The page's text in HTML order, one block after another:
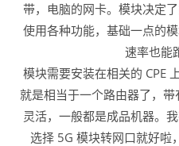
带，电脑的网卡。模块决定
使用各种功能，基础一点的
速率也能
模块需要安装在相关的 CPE
就是相当于一个路由器了，
灵活，一般都是成品机器。
选择 5G 模块转网口就好啦